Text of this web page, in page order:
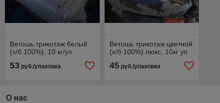
Ветошь трикотаж белый
(х/б 100%), 10 кг/уп.
53 руб./упаковка
Ветошь трикотаж цветной
(х/б 100%) люкс, 10кг уп
45руб./упаковка
О нас